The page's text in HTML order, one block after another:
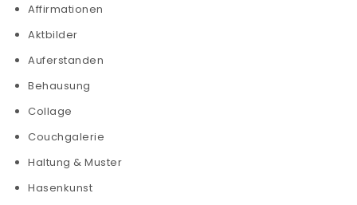
Affirmationen
Aktbilder
Auferstanden
Behausung
Collage
Couchgalerie
Haltung & Muster
Hasenkunst